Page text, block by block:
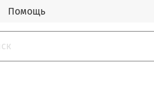
Помощь